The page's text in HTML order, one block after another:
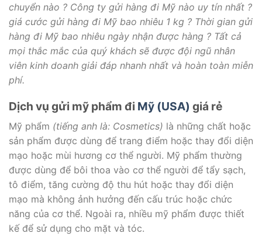
chuyển nào ? Công ty gửi hàng đi Mỹ nào uy tín nhất ?
giá cước gửi hàng đi Mỹ bao nhiêu 1 kg ? Thời gian gửi
hàng đi Mỹ bao nhiêu ngày nhận được hàng ? Tất cả
mọi thắc mắc của quý khách sẽ được đội ngũ nhân
viên kinh doanh giải đáp nhanh nhất và hoàn toàn miễn
phí.
Dịch vụ gửi mỹ phẩm đi Mỹ (USA) giá rẻ
Mỹ phẩm (tiếng anh là: Cosmetics) là những chất hoặc
sản phẩm được dùng để trang điểm hoặc thay đổi diện
mạo hoặc mùi hương cơ thể người. Mỹ phẩm thường
được dùng để bôi thoa vào cơ thể người để tẩy sạch,
tô điểm, tăng cường độ thu hút hoặc thay đổi diện
mạo mà không ảnh hưởng đến cấu trúc hoặc chức
năng của cơ thể. Ngoài ra, nhiều mỹ phẩm được thiết
kế để sử dụng cho mặt và tóc.